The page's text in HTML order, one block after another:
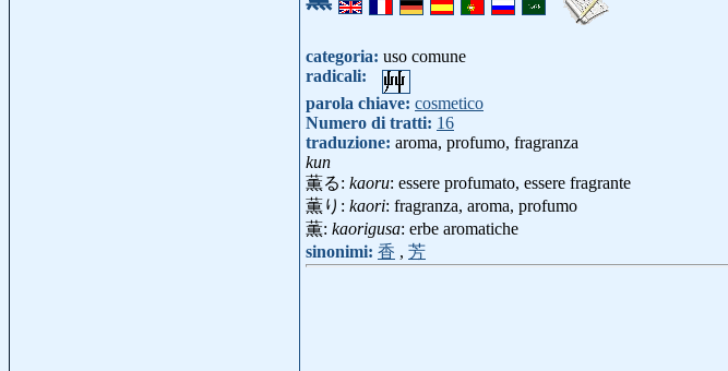
categoria: uso comune
radicali:
parola chiave: cosmetico
Numero di tratti: 16
traduzione: aroma, profumo, fragranza
kun
薫る: kaoru: essere profumato, essere fragrante
薫り: kaori: fragranza, aroma, profumo
薫: kaorigusa: erbe aromatiche
sinonimi: 香 , 芳